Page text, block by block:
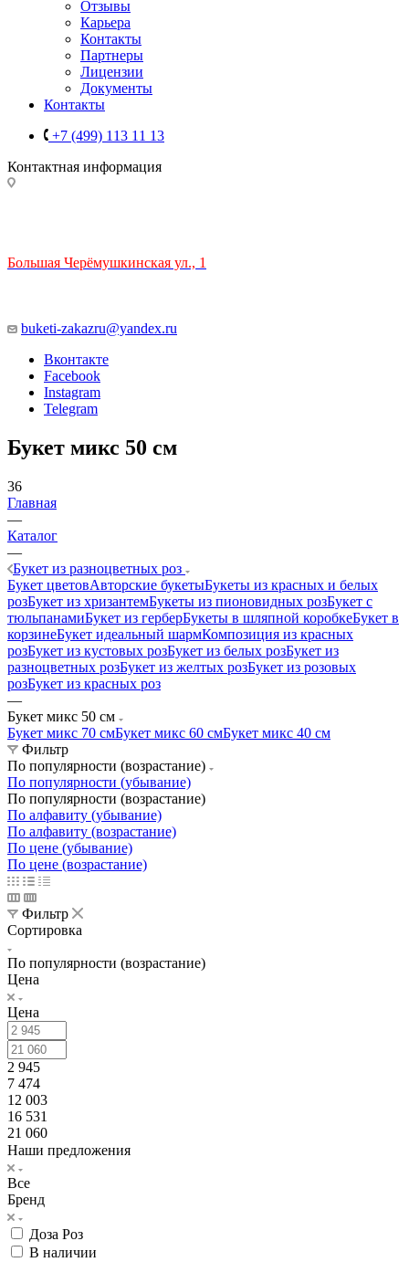
Отзывы
Карьера
Контакты
Партнеры
Лицензии
Документы
Контакты
+7 (499) 113 11 13
Контактная информация
Большая Черёмушкинская ул., 1
buketi-zakazru@yandex.ru
Вконтакте
Facebook
Instagram
Telegram
Букет микс 50 см
36
Главная
—
Каталог
—
Букет из разноцветных роз
Букет цветовАвторские букетыБукеты из красных и белых
розБукет из хризантемБукеты из пионовидных розБукет с
тюльпанамиБукет из герберБукеты в шляпной коробкеБукет в
корзинеБукет идеальный шармКомпозиция из красных
розБукет из кустовых розБукет из белых розБукет из
разноцветных розБукет из желтых розБукет из розовых
розБукет из красных роз
—
Букет микс 50 см
Букет микс 70 смБукет микс 60 смБукет микс 40 см
Фильтр
По популярности (возрастание)
По популярности (убывание)
По популярности (возрастание)
По алфавиту (убывание)
По алфавиту (возрастание)
По цене (убывание)
По цене (возрастание)
Фильтр
Сортировка
По популярности (возрастание)
Цена
Цена
2 945
7 474
12 003
16 531
21 060
Наши предложения
Все
Бренд
Доза Роз
В наличии